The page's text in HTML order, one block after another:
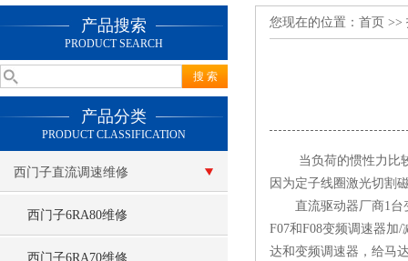
产品搜索
PRODUCT SEARCH
产品分类
PRODUCT CLASSIFICATION
西门子直流调速维修
西门子6RA80维修
西门子6RA70维修
您现在的位置： 首页 >>
当负荷的惯性力比较
因为定子线圈激光切割
直流驱动器厂商1台变
F07和F08变频调速器加
达和变频调速器，给马